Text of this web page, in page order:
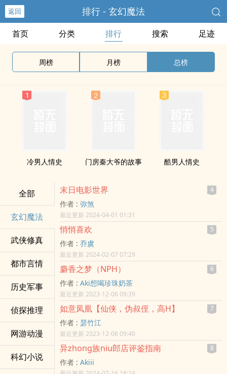
返回 排行 - 玄幻魔法
首页 分类 排行 搜索 足迹
周榜 月榜 总榜
冷男人情史 门房秦大爷的故事 酷男人情史
全部
玄幻魔法
武侠修真
都市言情
历史军事
侦探推理
网游动漫
科幻小说
末日电影世界 4
作者 : 弥煞
最近更新 2024-04-01 01:31
悄悄喜欢 5
作者 : 乔虞
最近更新 2024-02-07 07:29
麝香之梦（NPH） 6
作者 : Aki想喝珍珠奶茶
最近更新 2023-12-06 09:39
如意凤凰【仙侠，伪叔侄，高H】 7
作者 : 瑟竹江
最近更新 2023-12-06 09:40
异zhong族niu郎店评鉴指南 8
作者 : Akiii